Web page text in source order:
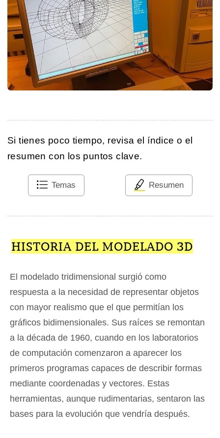
Si tienes poco tiempo, revisa el índice o el
resumen con los puntos clave.
Temas Resumen
HISTORIA DEL MODELADO 3D
El modelado tridimensional surgió como
respuesta a la necesidad de representar objetos
con mayor realismo que el que permitían los
gráficos bidimensionales. Sus raíces se remontan
a la década de 1960, cuando en los laboratorios
de computación comenzaron a aparecer los
primeros programas capaces de describir formas
mediante coordenadas y vectores. Estas
herramientas, aunque rudimentarias, sentaron las
bases para la evolución que vendría después.